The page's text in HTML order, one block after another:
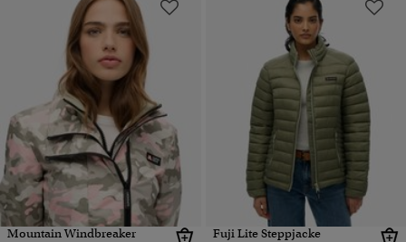
Mountain Windbreaker
Fuji Lite Steppjacke